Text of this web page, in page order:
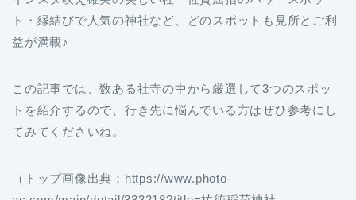
ト・縁結びで人気の神社など、どのスポットも見所とご利
益が満載♪
この記事では、数ある社寺の中から厳選して3つのスポッ
トを紹介するので、行き先に悩んでいる方はぜひ参考にし
てみてくださいね。
（トップ画像出典：https://www.photo-